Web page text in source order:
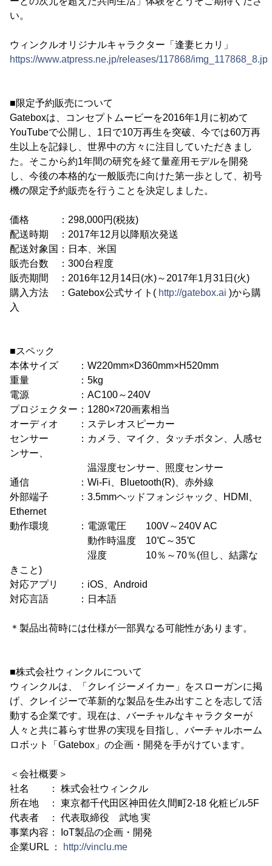
い。
ウィンクルオリジナルキャラクター「逢妻ヒカリ」
https://www.atpress.ne.jp/releases/117868/
■限定予約販売について
Gateboxは、コンセプトムービーを2016年1月に初めて
YouTubeで公開し、1日で10万再生を突破、今では60万再
生以上を記録し、世界中の方々に注目していただきまし
た。そこから約1年間の研究を経て量産用モデルを開発
し、今後の本格的な一般販売に向けた第一歩として、初号
機の限定予約販売を行うことを決定しました。
価格 ：298,000円(税抜)
配送時期 ：2017年12月以降順次発送
配送対象国：日本、米国
販売台数 ：300台程度
販売期間 ：2016年12月14日(水)～2017年1月31日(火)
購入方法 ：Gatebox公式サイト( http://gatebox.ai )から購
入
■スペック
本体サイズ ：W220mm×D360mm×H520mm
重量 ：5kg
電源 ：AC100～240V
プロジェクター：1280×720画素相当
オーディオ ：ステレオスピーカー
センサー ：カメラ、マイク、タッチボタン、人感セ
ンサー、
温湿度センサー、照度センサー
通信 ：Wi-Fi、Bluetooth(R)、赤外線
外部端子 ：3.5mmヘッドフォンジャック、HDMI、
Ethernet
動作環境 ：電源電圧 100V～240V AC
動作時温度 10℃～35℃
湿度 10％～70％(但し、結露な
きこと)
対応アプリ ：iOS、Android
対応言語 ：日本語
＊製品出荷時には仕様が一部異なる可能性があります。
■株式会社ウィンクルについて
ウィンクルは、「クレイジーメイカー」をスローガンに掲
げ、クレイジーで革新的な製品を生み出すことを志して活
動する企業です。現在は、バーチャルなキャラクターが
人々と共に暮らす世界の実現を目指し、バーチャルホーム
ロボット「Gatebox」の企画・開発を手がけています。
＜会社概要＞
社名 ： 株式会社ウィンクル
所在地 ： 東京都千代田区神田佐久間町2-18 化粧ビル5F
代表者 ： 代表取締役 武地 実
事業内容： IoT製品の企画・開発
企業URL ：
http://vinclu.me